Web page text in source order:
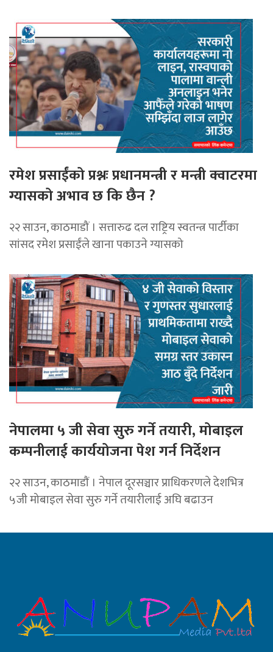
रमेश प्रसाईंको प्रश्नः प्रधानमन्त्री र मन्त्री क्वाटरमा
ग्यासको अभाव छ कि छैन ?
२२ साउन, काठमाडौं । सत्तारुढ दल राष्ट्रिय स्वतन्त्र पार्टीका
सांसद रमेश प्रसाईंले खाना पकाउने ग्यासको
नेपालमा ५ जी सेवा सुरु गर्ने तयारी, मोबाइल
कम्पनीलाई कार्ययोजना पेश गर्न निर्देशन
२२ साउन, काठमाडाैं । नेपाल दूरसञ्चार प्राधिकरणले देशभित्र
५जी मोबाइल सेवा सुरु गर्ने तयारीलाई अघि बढाउन